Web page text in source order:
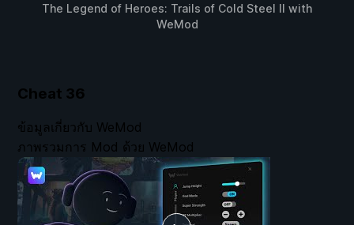
The Legend of Heroes: Trails of Cold Steel II with
WeMod
Cheat 36
ข้อมูลเกี่ยวกับ WeMod
ภาพรวมการ Mod ด้วย WeMod